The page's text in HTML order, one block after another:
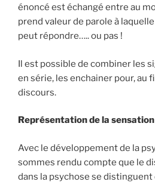
énoncé est échangé entre au
prend valeur de parole à
peut répondre….. ou pas !
Il est possible de combiner les
en série, les enchainer pour, au
discours.
Représentation de la
Avec le développement de la
sommes rendu compte que le
dans la psychose se distinguent